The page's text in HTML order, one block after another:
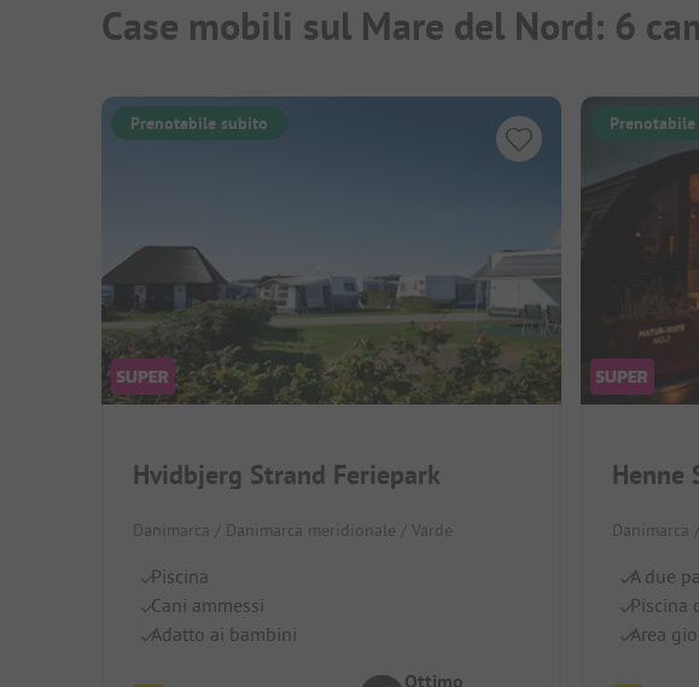
Case mobili sul Mare del Nord: 6
Prenotabile subito
Hvidbjerg Strand Feriepark
Danimarca / Danimarca meridionale / Varde
Piscina
Cani ammessi
Adatto ai bambini
Ottimo
Henne
Danimarca
A due
Piscina
Area